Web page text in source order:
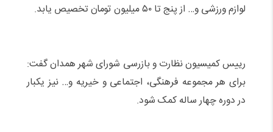
لوازم ورزشی و… از پنج تا ۵۰ میلیون تومان تخصیص یابد.
رییس کمیسیون نظارت و بازرسی شورای شهر همدان گفت:
برای هر مجموعه فرهنگی، اجتماعی و خیریه و… نیز یکبار
در دوره چهار ساله کمک شود.